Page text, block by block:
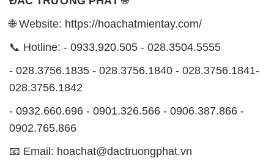
🌐 Website: https://hoachatmientay.com/
📞 Hotline: - 0933.920.505 - 028.3504.5555
- 028.3756.1835 - 028.3756.1840 - 028.3756.1841-
028.3756.1842
- 0932.660.696 - 0901.326.566 - 0906.387.866 -
0902.765.866
📧 Email: hoachat@dactruongphat.vn